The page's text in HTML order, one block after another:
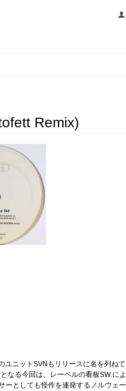
Remix)
ニットSVNもリリースに名を列ね
なる今回は、レーベルの看板SW.に
ーとしても怪作を連発するノルウェ